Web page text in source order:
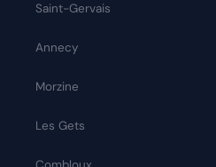
Saint-Gervais
Annecy
Morzine
Les Gets